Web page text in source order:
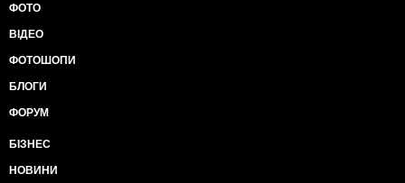
ФОТО
ВІДЕО
ФОТОШОПИ
БЛОГИ
ФОРУМ
БІЗНЕС
НОВИНИ